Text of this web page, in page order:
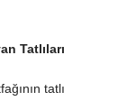
Tatlıları
tatlı